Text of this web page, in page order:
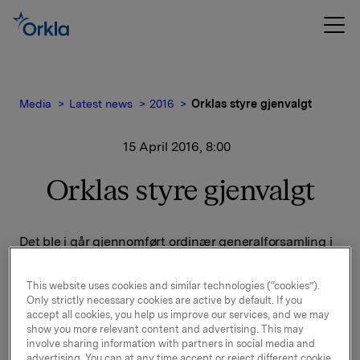
Media Latest news 2016 Orklas styre gjenvalgt
15 April 2016, 8:00
Orklas styre gjenvalgt
Det ble i går gjennomført ordinær generalforsamling i
Følgende styremedlemmer ble gjenvalgt for ett år:
Stein Erik Hagen, Grace Reksten Skaugen, Ingrid
This website uses cookies and similar technologies (“cookies”).
Only strictly necessary cookies are active by default. If you
accept all cookies, you help us improve our services, and we may
show you more relevant content and advertising. This may
involve sharing information with partners in social media and